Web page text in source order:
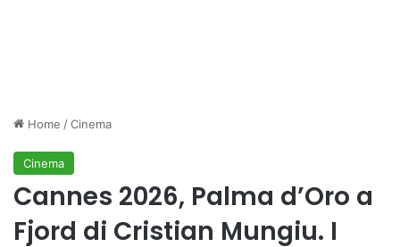
Home /Cinema
Cinema
Cannes 2026, Palma d’Oro a
Fjord di Cristian Mungiu. I